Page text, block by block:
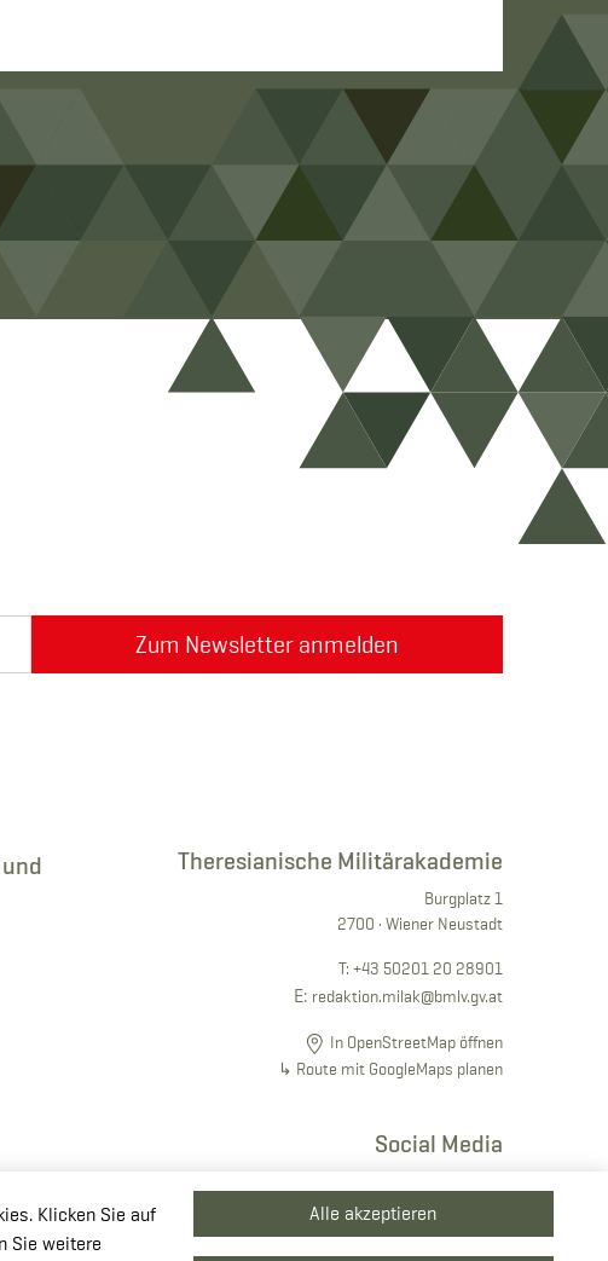
Zum Newsletter anmelden
Social Media
Theresianische Militärakademie
Burgplatz 1
2700 · Wiener Neustadt
T: +43 50201 20 28901
E: redaktion.milak@bmlv.gv.at
In OpenStreetMap öffnen
↳ Route mit GoogleMaps planen
Klicken Sie auf
Sie weitere
Alle akzeptieren